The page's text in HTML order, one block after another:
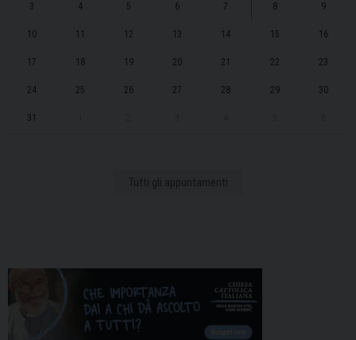
3 4 5 6 7 8 9
10 11 12 13 14 15 16
17 18 19 20 21 22 23
24 25 26 27 28 29 30
31
Tutti gli appuntamenti